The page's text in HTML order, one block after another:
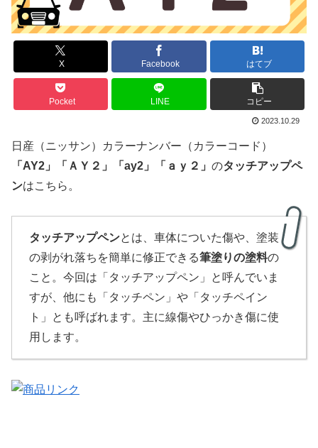
X Facebook はてブ
Pocket LINE コピー
2023.10.29
日産（ニッサン）カラーナンバー（カラーコード）
「 AY2 」 「Ａ Ｙ２ 」「ay2」「ａｙ２」 のタッチアップペ
ンはこちら。
タッチアップペンとは、車体についた傷や、塗装
の剥がれ落ちを簡単に修正できる筆塗りの塗料の
こと。今回は「タッチアップペン」と呼んでいま
すが、他にも「タッチペン」や「タッチペイン
ト」とも呼ばれます。主に線傷やひっかき傷に使
用します。